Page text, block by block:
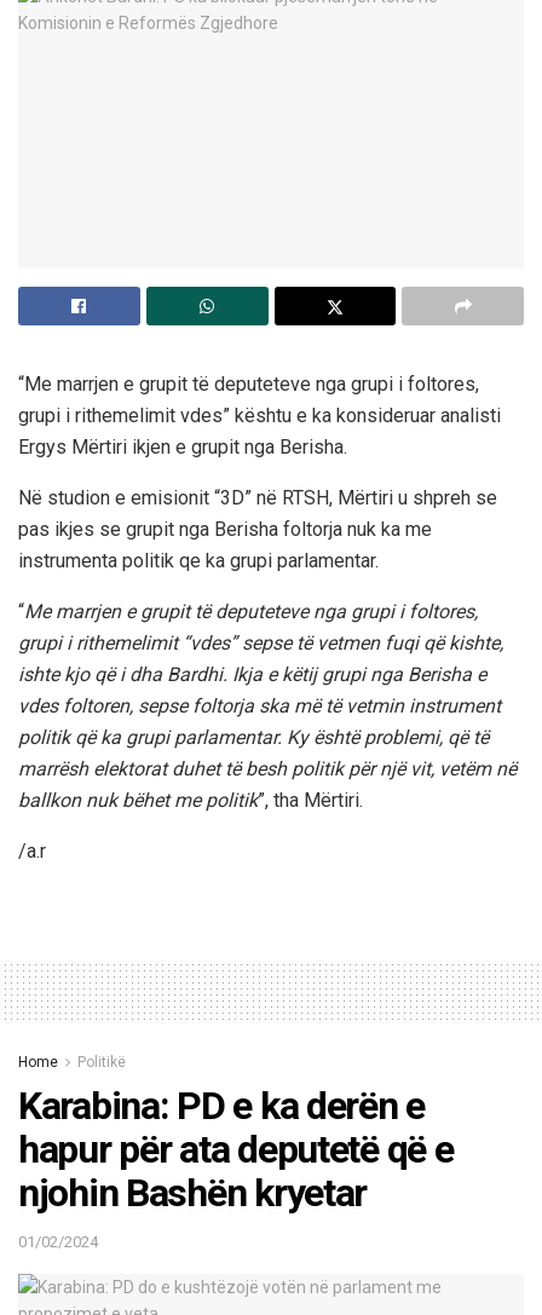
“Me marrjen e grupit të deputeteve nga grupi i foltores,
grupi i rithemelimit vdes” kështu e ka konsideruar analisti
Ergys Mërtiri ikjen e grupit nga Berisha.
Në studion e emisionit “3D” në RTSH, Mërtiri u shpreh se
pas ikjes se grupit nga Berisha foltorja nuk ka me
instrumenta politik qe ka grupi parlamentar.
“Me marrjen e grupit të deputeteve nga grupi i foltores,
grupi i rithemelimit “vdes” sepse të vetmen fuqi që kishte,
ishte kjo që i dha Bardhi. Ikja e këtij grupi nga Berisha e
vdes foltoren, sepse foltorja ska më të vetmin instrument
politik që ka grupi parlamentar. Ky është problemi, që të
marrësh elektorat duhet të besh politik për një vit, vetëm në
ballkon nuk bëhet me politik”, tha Mërtiri.
/a.r
Home Politikë
Karabina: PD e ka derën e
hapur për ata deputetë që e
njohin Bashën kryetar
01/02/2024